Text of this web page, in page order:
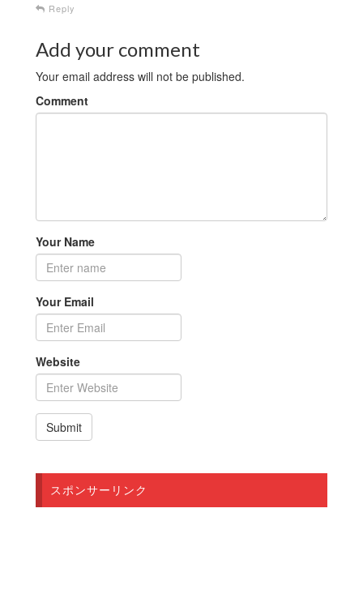
Reply
Add your comment
Your email address will not be published.
Comment
Your Name
Your Email
Website
スポンサーリンク